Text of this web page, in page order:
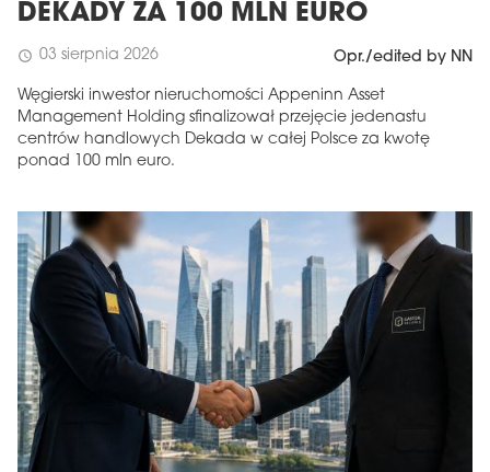
DEKADY ZA 100 MLN EURO
schedule 03 sierpnia 2026 Opr./edited by NN
Węgierski inwestor nieruchomości Appeninn Asset
Management Holding sfinalizował przejęcie jedenastu
centrów handlowych Dekada w całej Polsce za kwotę
ponad 100 mln euro.